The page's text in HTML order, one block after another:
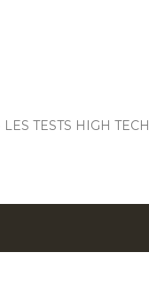
LES TESTS HIGH TECH